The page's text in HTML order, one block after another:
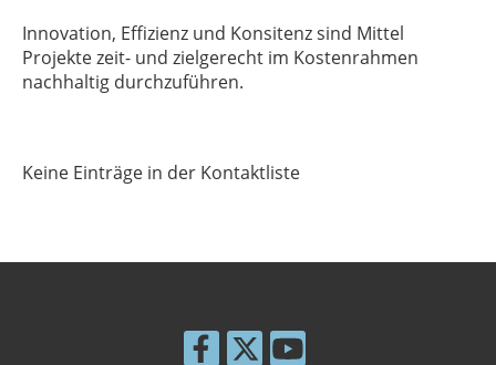
Innovation, Effizienz und Konsitenz sind Mittel
Projekte zeit- und zielgerecht im Kostenrahmen
nachhaltig durchzuführen.
Keine Einträge in der Kontaktliste